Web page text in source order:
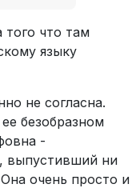
того что там
языку
не согласна.
безобразном
-
выпустивший ни
очень просто и